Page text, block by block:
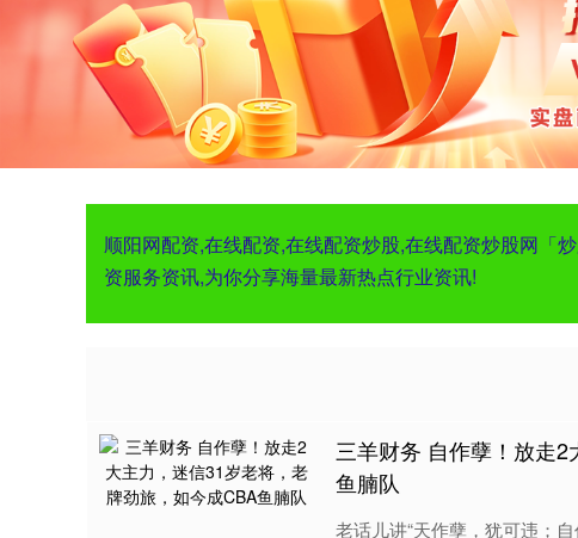
顺阳网配资,在线配资,在线配资炒股,在线配资炒股网「
资服务资讯,为你分享海量最新热点行业资讯!
三羊财务 自作孽！放走
鱼腩队
老话儿讲“天作孽，犹可违；